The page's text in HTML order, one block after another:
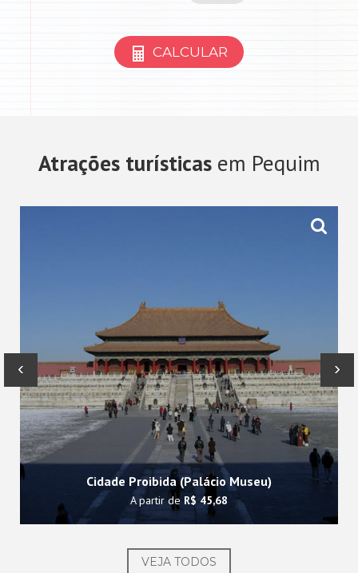
CALCULAR
Atrações turísticasem Pequim
Cidade Proibida (Palácio Museu)
A partir de R$ 45,68
‹ ›
VEJA TODOS